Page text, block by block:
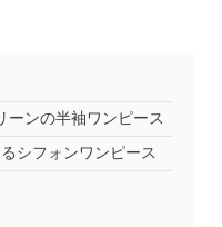
ーンの半袖ワンピース
シフォンワンピース